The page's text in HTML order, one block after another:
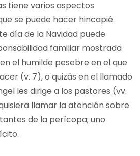
tiene varios aspectos
se puede hacer hincapié.
día de la Navidad puede
familiar mostrada
el humilde pesebre en el que
(v. 7), o quizás en el llamado
les dirige a los pastores (vv.
llamar la atención sobre
de la perícopa; uno